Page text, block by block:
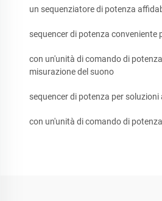
un sequenziatore di potenza
sequencer di potenza conveniente
con un'unità di comando di
misurazione del suono
sequencer di potenza per soluzioni
con un'unità di comando di